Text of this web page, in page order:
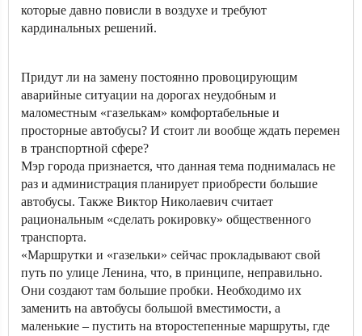
которые давно повисли в воздухе и требуют
кардинальных решений.
Придут ли на замену постоянно провоцирующим
аварийные ситуации на дорогах неудобным и
маломестным «газелькам» комфортабельные и
просторные автобусы? И стоит ли вообще ждать перемен
в транспортной сфере?
Мэр города признается, что данная тема поднималась не
раз и администрация планирует приобрести большие
автобусы. Также Виктор Николаевич считает
рациональным «сделать рокировку» общественного
транспорта.
«Маршрутки и «газельки» сейчас прокладывают свой
путь по улице Ленина, что, в принципе, неправильно.
Они создают там большие пробки. Необходимо их
заменить на автобусы большой вместимости, а
маленькие – пустить на второстепенные маршруты, где